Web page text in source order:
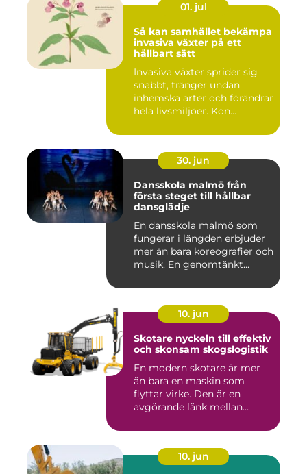
01. jul
Så kan samhället bekämpa
invasiva växter på ett
hållbart sätt
Invasiva växter sprider sig
snabbt, tränger undan
inhemska arter och förändrar
hela livsmiljöer. Kon...
30. jun
Dansskola malmö från
första steget till hållbar
dansglädje
En dansskola malmö som
fungerar i längden erbjuder
mer än bara koreografier och
musik. En genomtänkt...
10. jun
Skotare nyckeln till effektiv
och skonsam skogslogistik
En modern skotare är mer
än bara en maskin som
flyttar virke. Den är en
avgörande länk mellan
10. jun